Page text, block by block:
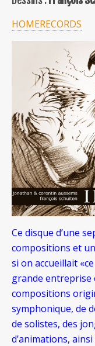
HOMERECORDS
Ce disque d’une
compositions et
si on accueillait
grande entreprise
compositions
symphonique, de
de solistes, des
d’animations,